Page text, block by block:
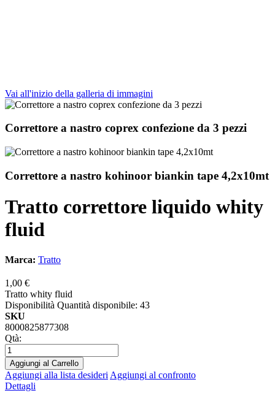
Vai all'inizio della galleria di immagini
Correttore a nastro coprex confezione da 3 pezzi
Correttore a nastro kohinoor biankin tape 4,2x10mt
Tratto correttore liquido whity
fluid
Marca: Tratto
1,00 €
Tratto whity fluid
Disponibilità Quantità disponibile: 43
SKU
8000825877308
Qtà:
Aggiungi al Carrello
Aggiungi alla lista desideri Aggiungi al confronto
Dettagli